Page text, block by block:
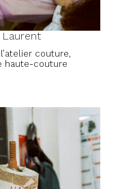
Laurent
couture,
haute-couture